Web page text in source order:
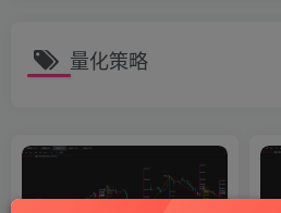
量化策略